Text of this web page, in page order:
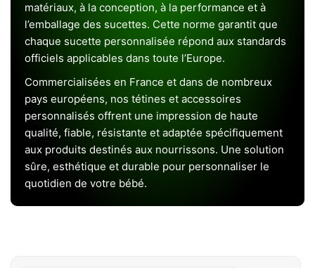
matériaux, à la conception, à la performance et à
l’emballage des sucettes. Cette norme garantit que
chaque sucette personnalisée répond aux standards
officiels applicables dans toute l’Europe.
Commercialisées en France et dans de nombreux
pays européens, nos tétines et accessoires
personnalisés offrent une impression de haute
qualité, fiable, résistante et adaptée spécifiquement
aux produits destinés aux nourrissons. Une solution
sûre, esthétique et durable pour personnaliser le
quotidien de votre bébé.